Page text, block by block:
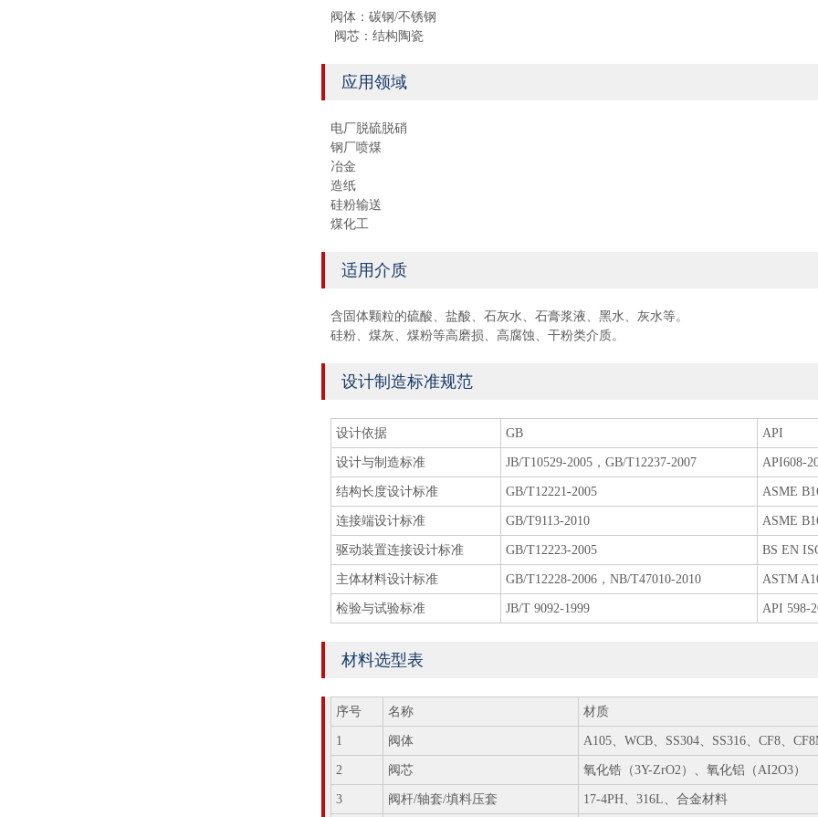
阀体：碳钢/不锈钢
阀芯：结构陶瓷
应用领域
电厂脱硫脱硝
钢厂喷煤
冶金
造纸
硅粉输送
煤化工
适用介质
含固体颗粒的硫酸、盐酸、石灰水、石膏浆液、黑水、灰水等。
硅粉、煤灰、煤粉等高磨损、高腐蚀、干粉类介质。
设计制造标准规范
设计依据 GB API
设计与制造标准 JB/T10529-2005，GB/T12237-2007 API608-
结构长度设计标准 GB/T12221-2005 ASME
连接端设计标准 GB/T9113-2010 ASME
驱动装置连接设计标准 GB/T12223-2005 BS EN
主体材料设计标准 GB/T12228-2006，NB/T47010-2010 ASTM
检验与试验标准 JB/T 9092-1999 API 598-
材料选型表
序号 名称 材质
1 阀体 A105、WCB、SS304、SS316、CF8、
2 阀芯 氧化锆（3Y-ZrO2）、氧化铝（AI2O3）
3 阀杆/轴套/填料压套 17-4PH、316L、合金材料